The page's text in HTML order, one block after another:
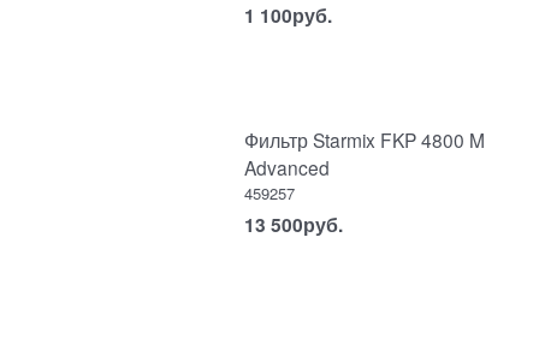
1 100руб.
Фильтр Starmix FKP 4800 M
Advanced
459257
13 500руб.